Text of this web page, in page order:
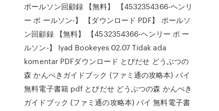
ポールソン回顧録 【無料】 【4532354366-ヘンリ
ー ポ ールソン-】 【ダウンロード PDF】 ポールソ
ン回顧録 【無料】 【4532354366-ヘンリー ポ ー
ルソン-】 Iyad Bookeyes 02.07 Tidak ada
komentar PDFダウンロード とびだせ どうぶつの
森 かんぺきガイドブック (ファミ通の攻略本) バイ
無料電子書籍 pdf とびだせ どうぶつの森 かんぺき
ガイドブック (ファミ通の攻略本) バイ 無料電子書